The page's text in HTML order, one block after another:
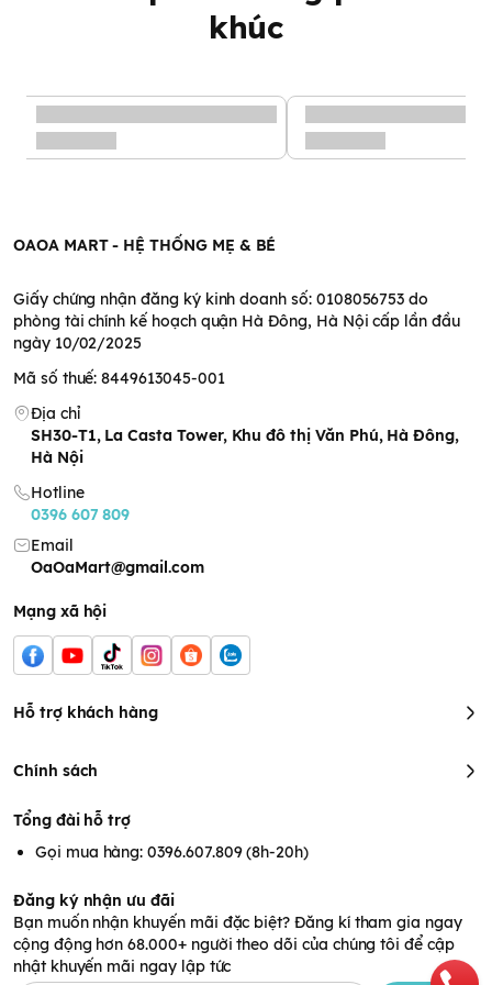
2. Thành phần nguyên liệu:
- Tinh bột. đường, trứng ( vùng Hokkaido ), sữa bột gầy, canxi
sữa, frucotooligosacarit, sữa ( bò Hokkaido), sữa đặc có
đường, maltose, bột bắp, chất men, chất nhũ hóa, tạo hương
vị, Vitamin B1, Vitamin B2.
3. Thành phần dinh dưỡng:
- Năng lượng: 154kcal
- Protein: 1.2g
- Lipit: 0.5g
- Lượng muối tương đương: 20mg
- Canxi: 300mg
- Viatimin B1: 0.14mg
- Frucotooligosacarit: 0.5g
ẩm ướt.
cân nhắc trước khi dùng.
khúc
OAOA MART - HỆ THỐNG MẸ & BÉ
Giấy chứng nhận đăng ký kinh doanh số: 0108056753 do
phòng tài chính kế hoạch quận Hà Đông, Hà Nội cấp lần đầu
ngày 10/02/2025
Mã số thuế: 8449613045-001
Địa chỉ
SH30-T1, La Casta Tower, Khu đô thị Văn Phú, Hà Đông,
Hà Nội
Hotline
0396 607 809
Email
OaOaMart@gmail.com
Mạng xã hội
Hỗ trợ khách hàng
Chính sách
Tổng đài hỗ trợ
Gọi mua hàng: 0396.607.809 (8h-20h)
Đăng ký nhận ưu đãi
Bạn muốn nhận khuyến mãi đặc biệt? Đăng kí tham gia ngay
cộng động hơn 68.000+ người theo dõi của chúng tôi để cập
nhật khuyến mãi ngay lập tức